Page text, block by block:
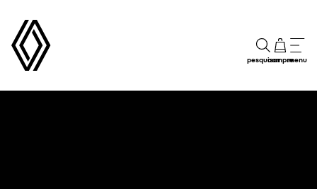
pesquisarcompremenu